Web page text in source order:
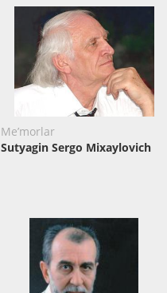
Me’morlar
Sutyagin Sergo Mixaylovich